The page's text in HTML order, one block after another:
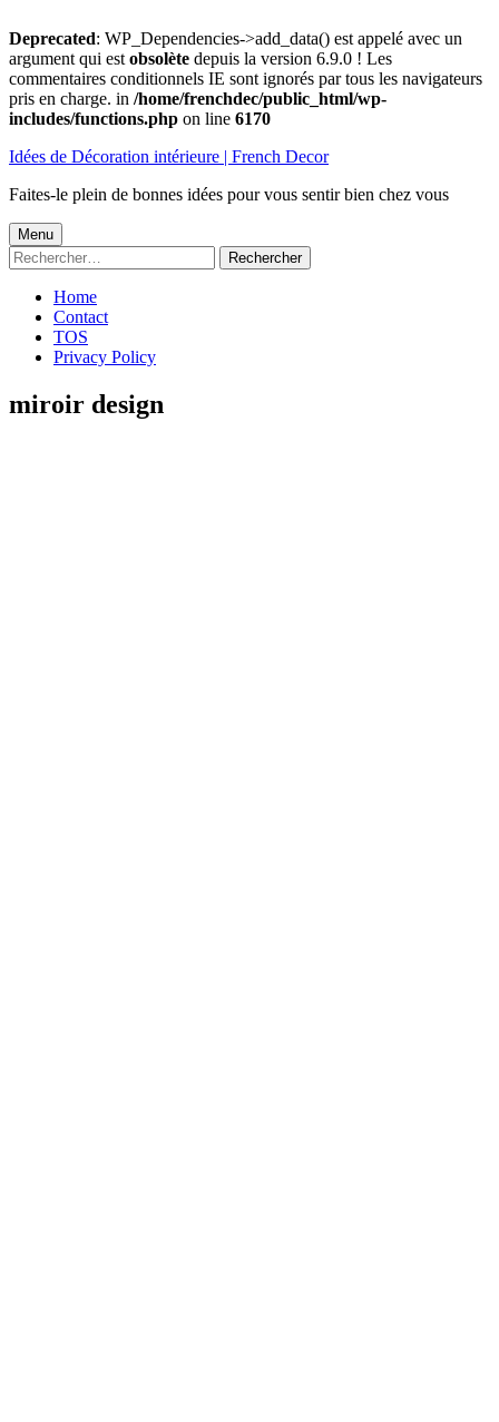
Deprecated: WP_Dependencies->add_data() est appelé avec un
argument qui est obsolète depuis la version 6.9.0 ! Les
commentaires conditionnels IE sont ignorés par tous les navigateurs
pris en charge. in /home/frenchdec/public_html/wp-
includes/functions.php on line 6170
au
Idées de Décoration intérieure | French Decor
Faites-le plein de bonnes idées pour vous sentir bien chez vous
Menu
principal
Menu
Rechercher :
Home
Contact
TOS
Privacy Policy
miroir design